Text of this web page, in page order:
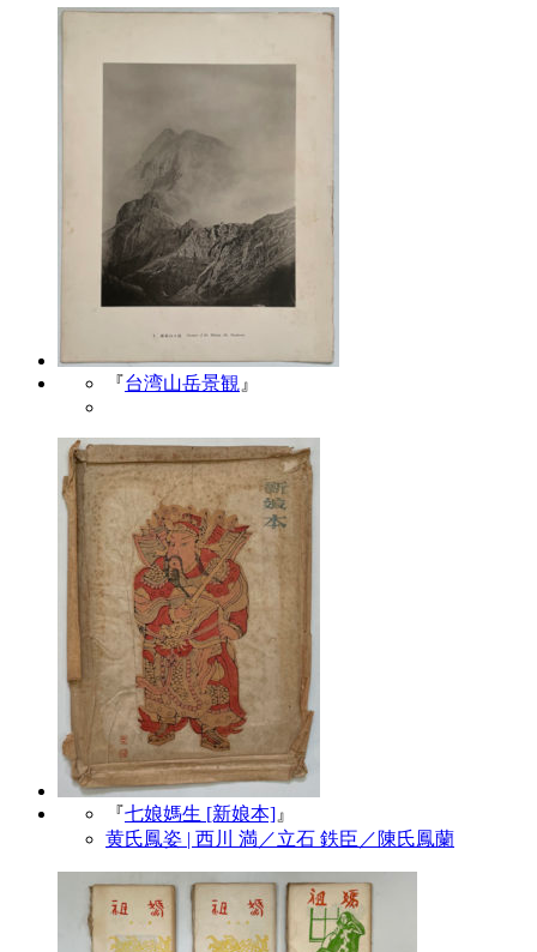
『台湾山岳景観 』
『七娘媽生 [新娘本] 』
黄氏鳳姿 | 西川 満／立石 鉄臣／陳氏鳳蘭